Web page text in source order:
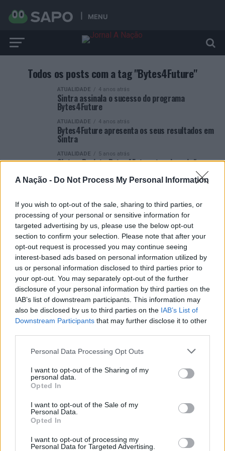
A Nação - Do Not Process My Personal Information
If you wish to opt-out of the sale, sharing to third parties, or
processing of your personal or sensitive information for
targeted advertising by us, please use the below opt-out
section to confirm your selection. Please note that after your
opt-out request is processed you may continue seeing
interest-based ads based on personal information utilized by
us or personal information disclosed to third parties prior to
your opt-out. You may separately opt-out of the further
disclosure of your personal information by third parties on the
IAB’s list of downstream participants. This information may
also be disclosed by us to third parties on the IAB’s List of
Downstream Participants that may further disclose it to other
Personal Data Processing Opt Outs
I want to opt-out of the Sharing of my
personal data.
Opted In
I want to opt-out of the Sale of my
Personal Data.
Opted In
I want to opt-out of processing my
Personal Data for Targeted Advertising.
MENU
Todos os posts com a tag "Bytes4Future"
ATUALIDADE 4 anos atrás
Sintra assinala o sucesso do programa
Bytes4Future
ATUALIDADE 4 anos atrás
Bytes4Future apresenta os seus resultados em
Sintra
ATUALIDADE 5 anos atrás
Sintra: Projeto Bytes4Future tem inscrições
ARTIGOS RECENTES
Covilhã: Especialista aponta investimento estrangeiro e
valorização imobiliária como motores do crescimento da
Beira Interior
Rio de Janeiro: Governo do Estado propõe parceria com a
FUNCEX para “reforçar inteligência sobre comércio
Esposende acolhe festival de kitesurf
Cinco projetos de Cascais finalistas em iniciativa europeia
EMEC celebra a conclusão de mais um Curso de
Educação e Formação de Adultos na Escola de Tecnologia
e Gestão de Barcelos